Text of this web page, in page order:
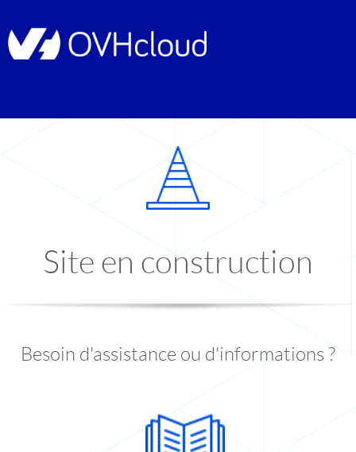
Site en construction
Besoin d'assistance ou d'informations ?